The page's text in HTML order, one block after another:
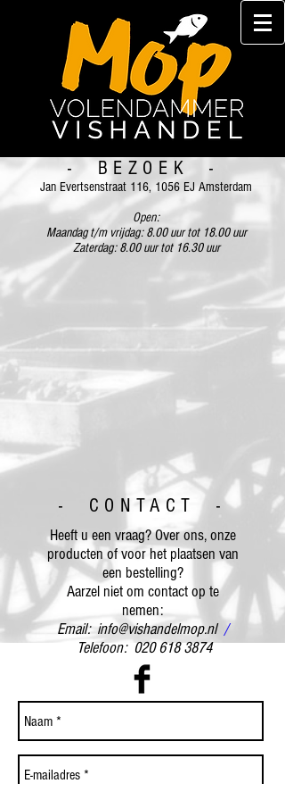
- BEZOEK -
Jan Evertsenstraat 116, 1056 EJ Amsterdam
Open:
Maandag t/m vrijdag: 8.00 uur tot 18.00 uur
Zaterdag: 8.00 uur tot 16.30 uur
- CONTACT -
Heeft u een vraag? Over ons, onze
producten of voor het plaatsen van
een bestelling?
Aarzel niet om contact op te
nemen:
Email: info@vishandelmop.nl /
Telefoon: 020 618 3874